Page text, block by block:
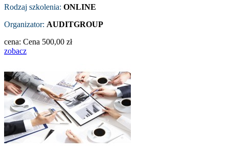
Rodzaj szkolenia: ONLINE
Organizator: AUDITGROUP
cena: Cena 500,00 zł
zobacz